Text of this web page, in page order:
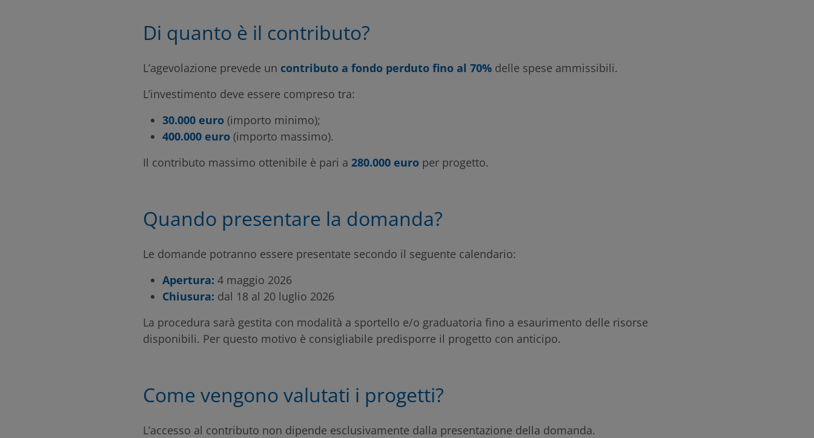
Di quanto è il contributo?
L’agevolazione prevede un contributo a fondo perduto fino al 70% delle spese ammissibili.
L’investimento deve essere compreso tra:
30.000 euro (importo minimo);
400.000 euro (importo massimo).
Il contributo massimo ottenibile è pari a 280.000 euro per progetto.
Quando presentare la domanda?
Le domande potranno essere presentate secondo il seguente calendario:
Apertura: 4 maggio 2026
Chiusura: dal 18 al 20 luglio 2026
La procedura sarà gestita con modalità a sportello e/o graduatoria fino a esaurimento delle risorse
disponibili. Per questo motivo è consigliabile predisporre il progetto con anticipo.
Come vengono valutati i progetti?
L’accesso al contributo non dipende esclusivamente dalla presentazione della domanda.